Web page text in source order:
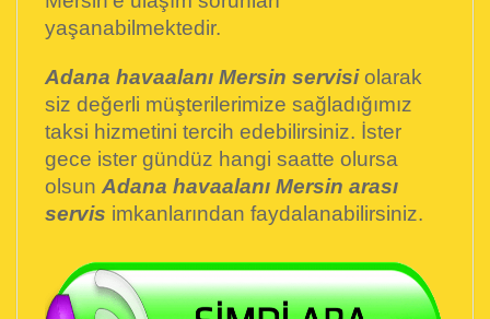
yaşanabilmektedir.
Adana havaalanı Mersin servisiolarak
siz değerli müşterilerimize sağladığımız
taksi hizmetini tercih edebilirsiniz. İster
gece ister gündüz hangi saatte olursa
olsun Adana havaalanı Mersin arası
servis imkanlarından faydalanabilirsiniz.